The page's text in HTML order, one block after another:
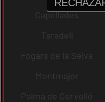
Capellades
Taradell
Fogars de la Selva
Montmajor
Palma de Cervelló